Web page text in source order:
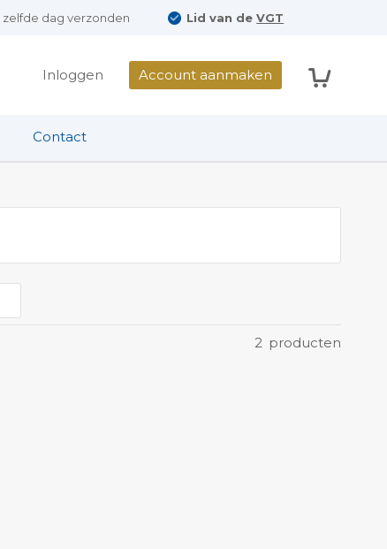
zelfde dag verzonden Lid van deVGT
Inloggen Account aanmaken
Contact
2 producten